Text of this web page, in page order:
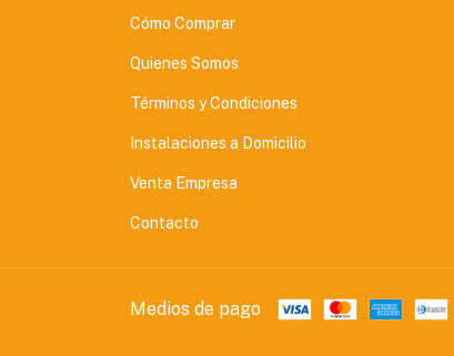
Cómo Comprar
Quienes Somos
Términos y Condiciones
Instalaciones a Domicilio
Venta Empresa
Contacto
Medios de pago